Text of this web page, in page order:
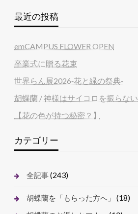
最近の投稿
emCAMPUS FLOWER OPEN
卒業式に贈る花束
世界らん展2026‐花と緑の祭典‐
胡蝶蘭 / 神様はサイコロを振らない
【花の色が持つ秘密？】
カテゴリー
全記事(243)
胡蝶蘭を「もらった方へ」 (18)